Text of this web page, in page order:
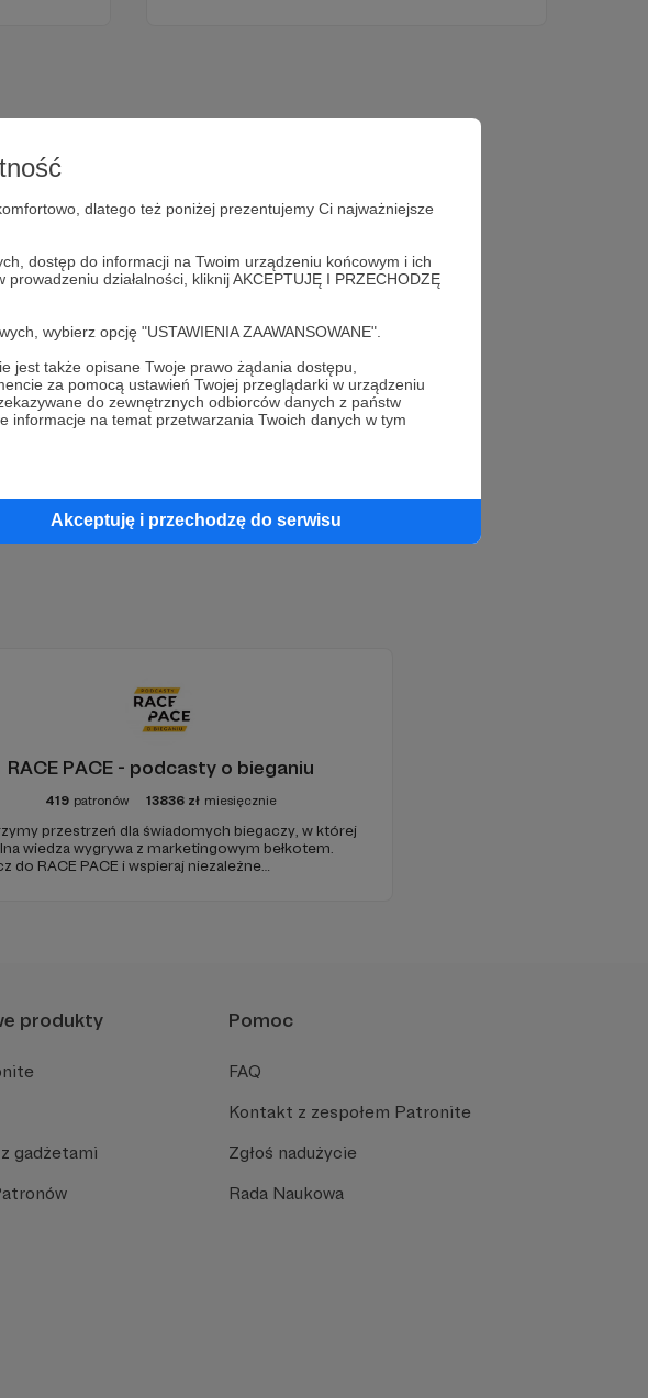
dlatego też poniżej prezentujemy Ci najważniejsze
dostęp do informacji na Twoim urządzeniu końcowym i ich
działalności, kliknij AKCEPTUJĘ I PRZECHODZĘ
wybierz opcję "USTAWIENIA ZAAWANSOWANE".
jest także opisane Twoje prawo żądania dostępu,
za pomocą ustawień Twojej przeglądarki w urządzeniu
do zewnętrznych odbiorców danych z państw
informacje na temat przetwarzania Twoich danych w tym
Akceptuję i przechodzę do serwisu
Jeżowskijuż teraz!
RACE PACE - podcasty o bieganiu
419 patronów 13836 zł miesięcznie
przestrzeń dla świadomych biegaczy, w której
wiedza wygrywa z marketingowym bełkotem.
do RACE PACE i wspieraj niezależne
produkty
gadżetami
Pomoc
FAQ
Kontakt z zespołem Patronite
Zgłoś nadużycie
Rada Naukowa